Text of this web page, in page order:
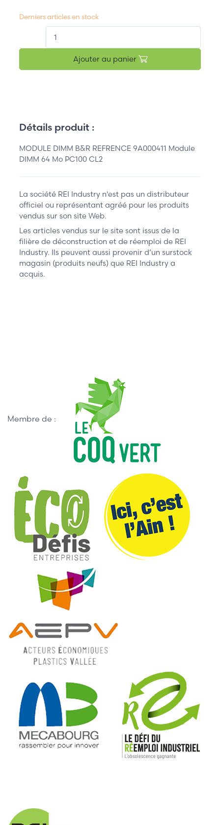
Derniers articles en stock
Ajouter au panier
Détails produit :
MODULE DIMM B&R REFRENCE 9A000411 Module
DIMM 64 Mo PC100 CL2
La société REI Industry n'est pas un distributeur
officiel ou représentant agréé pour les produits
vendus sur son site Web.
Les articles vendus sur le site sont issus de la
filière de déconstruction et de réemploi de REI
Industry. Ils peuvent aussi provenir d’un surstock
magasin (produits neufs) que REI Industry a
acquis.
Membre de :